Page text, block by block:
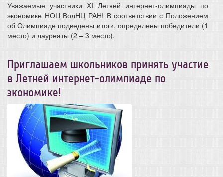
Уважаемые участники XI Летней интернет-олимпиады по
экономике НОЦ ВолНЦ РАН! В соответствии с Положением
об Олимпиаде подведены итоги, определены победители (1
место) и лауреаты (2 – 3 место).
Приглашаем школьников принять участие
в Летней интернет-олимпиаде по
экономике!